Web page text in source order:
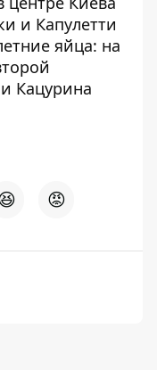
и Капулетти
яйца: на
Кацурина
😡